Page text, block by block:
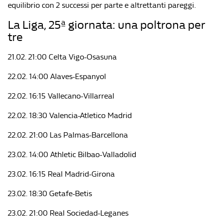
equilibrio con 2 successi per parte e altrettanti pareggi.
La Liga, 25ª giornata: una poltrona per
tre
21.02. 21:00 Celta Vigo-Osasuna
22.02. 14:00 Alaves-Espanyol
22.02. 16:15 Vallecano-Villarreal
22.02. 18:30 Valencia-Atletico Madrid
22.02. 21:00 Las Palmas-Barcellona
23.02. 14:00 Athletic Bilbao-Valladolid
23.02. 16:15 Real Madrid-Girona
23.02. 18:30 Getafe-Betis
23.02. 21:00 Real Sociedad-Leganes